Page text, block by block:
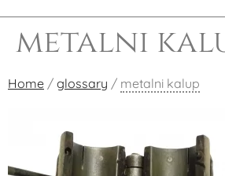
metalni
Home / glossary / metalni kalup